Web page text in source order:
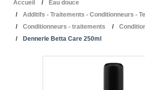
Accueil
Eau douce
Additifs - Traitements - Conditionneurs -
Conditionneurs - traitements
Dennerle Betta Care 250ml